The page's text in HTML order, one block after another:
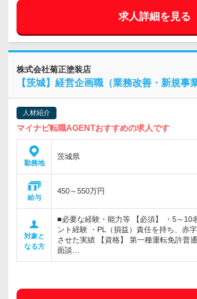
求人詳細を見る
株式会社菊正塗装店
【茨城】経営企画職（業務改善・新規事
人材紹介
マイナビ転職AGENTおすすめの求人です
勤務地
茨城県
給与
450～550万円
対象と
なる方
■必要な経験・能力等 【必須】 ・5～10
ント経験 ・PL（損益）責任を持ち、赤
させた実績 【資格】 第一種運転免許普
面談…